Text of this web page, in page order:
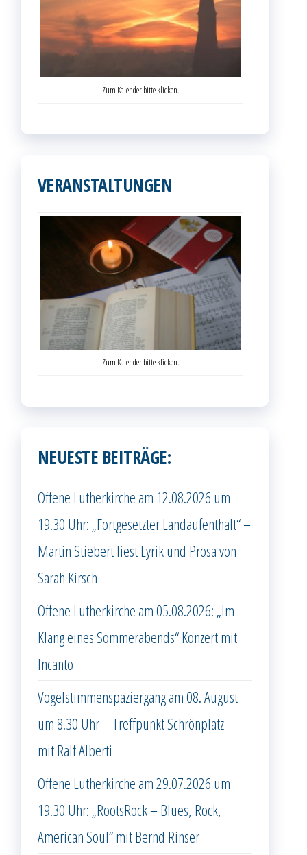
Zum Kalender bitte klicken.
VERANSTALTUNGEN
Zum Kalender bitte klicken.
NEUESTE BEITRÄGE:
Offene Lutherkirche am 12.08.2026 um
19.30 Uhr: „Fortgesetzter Landaufenthalt“ –
Martin Stiebert liest Lyrik und Prosa von
Sarah Kirsch
Offene Lutherkirche am 05.08.2026: „Im
Klang eines Sommerabends“ Konzert mit
Incanto
Vogelstimmenspaziergang am 08. August
um 8.30 Uhr – Treffpunkt Schrönplatz –
mit Ralf Alberti
Offene Lutherkirche am 29.07.2026 um
19.30 Uhr: „RootsRock – Blues, Rock,
American Soul“ mit Bernd Rinser